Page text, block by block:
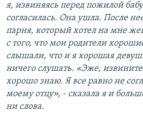
я, извиняясь перед пожилой
согласилась. Она ушла. После
парня, который хотел на мне
с того, что мои родители
слышали, что и я хорошая
ничего слушать. «Эже,
хорошо знаю. Я все равно не
моему отцу», - сказала я и
ни слова.